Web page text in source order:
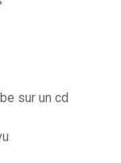
sur un cd